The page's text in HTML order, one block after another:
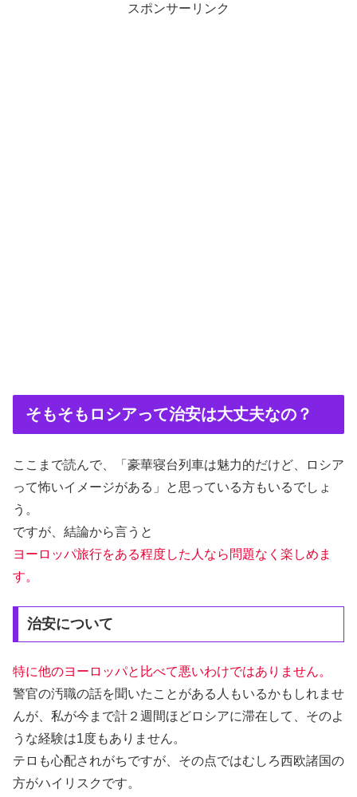
スポンサーリンク
そもそもロシアって治安は大丈夫なの？
ここまで読んで、「豪華寝台列車は魅力的だけど、ロシア
って怖いイメージがある」と思っている方もいるでしょ
う。
ですが、結論から言うと
ヨーロッパ旅行をある程度した人なら問題なく楽しめま
す。
治安について
特に他のヨーロッパと比べて悪いわけではありません。
警官の汚職の話を聞いたことがある人もいるかもしれませ
んが、私が今まで計２週間ほどロシアに滞在して、そのよ
うな経験は1度もありません。
テロも心配されがちですが、その点ではむしろ西欧諸国の
方がハイリスクです。